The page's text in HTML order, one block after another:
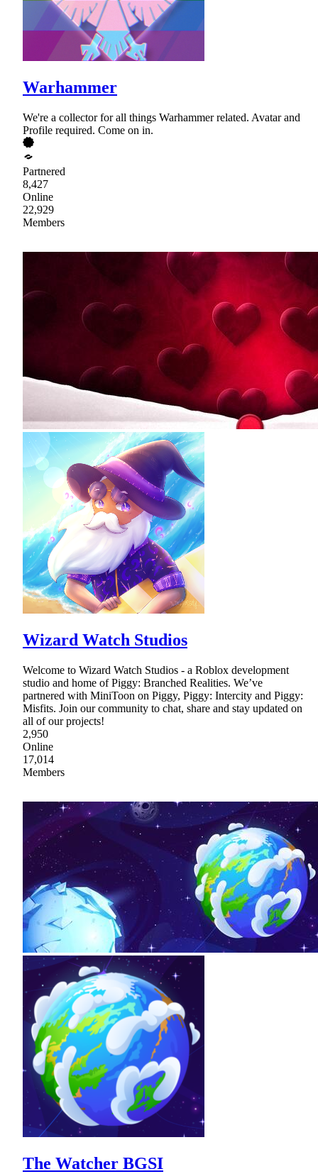
Warhammer
We're a collector for all things Warhammer related. Avatar and
Profile required. Come on in.
Partnered
8,427
Online
22,929
Members
Wizard Watch Studios
Welcome to Wizard Watch Studios - a Roblox development
studio and home of Piggy: Branched Realities. We’ve
partnered with MiniToon on Piggy, Piggy: Intercity and Piggy:
Misfits. Join our community to chat, share and stay updated on
all of our projects!
2,950
Online
17,014
Members
The Watcher BGSI